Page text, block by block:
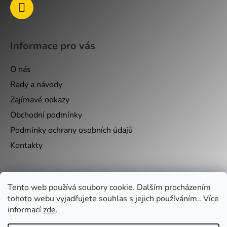
Tento web používá soubory cookie. Dalším procházením
tohoto webu vyjadřujete souhlas s jejich používáním.. Více
informacízde.
Informace pro vás
O nás
Rady a návody
Zajímavé odkazy
Obchodní podmínky
Podmínky ochrany osobních údajů
Kontakty